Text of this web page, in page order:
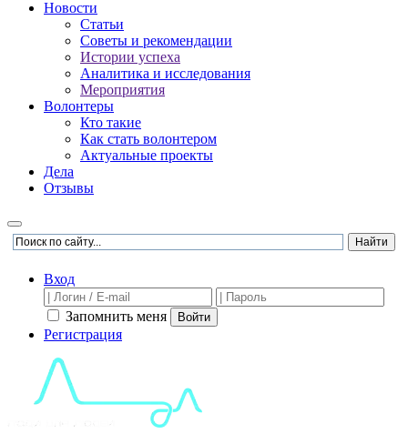
Новости
Статьи
Советы и рекомендации
Истории успеха
Аналитика и исследования
Мероприятия
Волонтеры
Кто такие
Как стать волонтером
Актуальные проекты
Дела
Отзывы
Вход
Запомнить меня Войти
Регистрация